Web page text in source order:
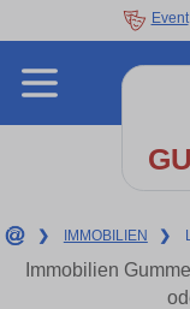
Event
❯ IMMOBILIEN ❯
Immobilien